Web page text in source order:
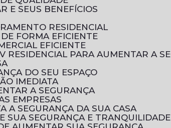
E SEUS BENEFÍCIOS
RESIDENCIAL
FORMA EFICIENTE
EFICIENTE
DO SEU ESPAÇO
IMEDIATA
A SEGURANÇA
EMPRESAS
A SEGURANÇA DA SUA CASA
SUA SEGURANÇA E TRANQUILIDADE